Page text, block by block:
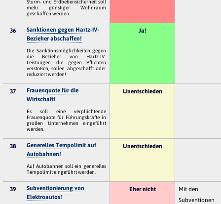
Sturm- und Erdbebensicherheit soll
mehr günstiger Wohnraum
geschaffen werden.
36
Sanktionen gegen Hartz-IV-
Bezieher abschaffen!
Die Sanktionsmöglichkeiten gegen
die Bezieher von Hartz-IV-
Leistungen, die gegen Pflichten
verstoßen, sollen abgeschafft oder
reduziert werden!
Ja!
37
Frauenquote für die
Wirtschaft!
Es soll eine verpflichtende
Frauenquote für Führungskräfte in
großen Unternehmen eingeführt
werden.
Unentschieden
38
Generelles Tempolimit auf
Autobahnen!
Auf Autobahnen soll ein generelles
Tempolimit eingeführt werden.
Unentschieden
39
Subventionierung von
Elektroautos!
Eher nicht
Mit den
Subventionen